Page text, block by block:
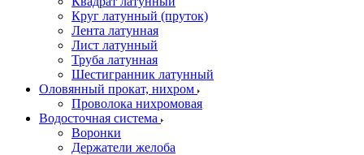
Круг латунный (пруток)
Лента латунная
Лист латунный
Труба латунная
Шестигранник латунный
Оловянный прокат, нихром
Проволока нихромовая
Водосточная система
Воронки
Держатели желоба